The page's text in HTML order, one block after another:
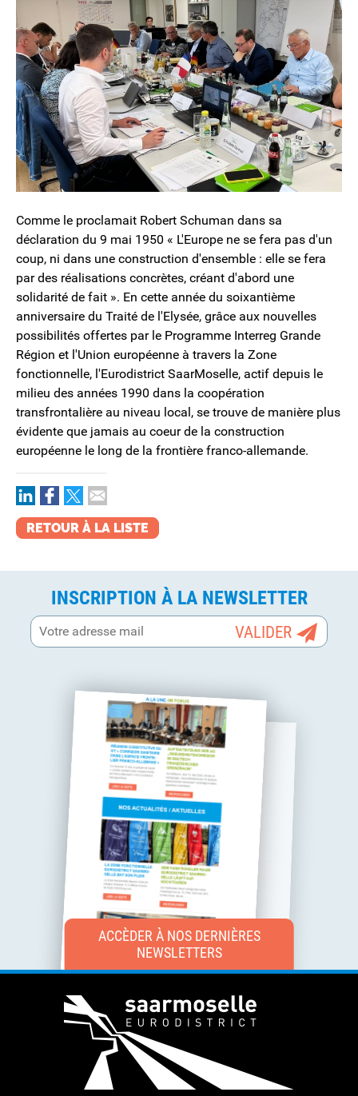
Comme le proclamait Robert Schuman dans sa
déclaration du 9 mai 1950 « L'Europe ne se fera pas d'un
coup, ni dans une construction d'ensemble : elle se fera
par des réalisations concrètes, créant d'abord une
solidarité de fait ». En cette année du soixantième
anniversaire du Traité de l'Elysée, grâce aux nouvelles
possibilités offertes par le Programme Interreg Grande
Région et l'Union européenne à travers la Zone
fonctionnelle, l'Eurodistrict SaarMoselle, actif depuis le
milieu des années 1990 dans la coopération
transfrontalière au niveau local, se trouve de manière plus
évidente que jamais au coeur de la construction
européenne le long de la frontière franco-allemande.
RETOUR À LA LISTE
INSCRIPTION À LA NEWSLETTER
ACCÈDER À NOS DERNIÈRES
NEWSLETTERS